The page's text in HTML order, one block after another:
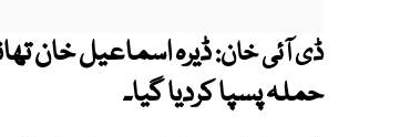
ڈی آئی خان:ڈیرہ اسماعیل خان
حملہ پسپا کردیا گیا۔